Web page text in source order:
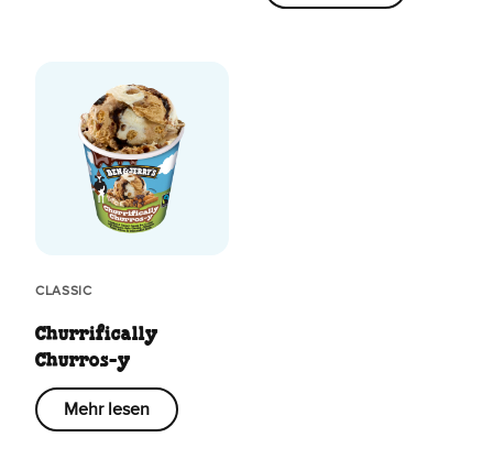
CLASSIC
Churrifically
Churros-y
Mehr lesen